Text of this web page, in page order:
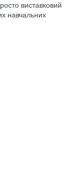
виставковий
навчальних